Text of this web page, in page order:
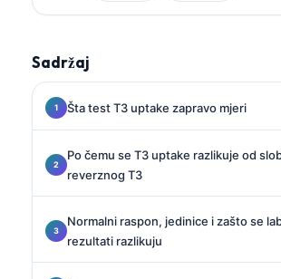
Sadržaj
Šta test T3 uptake zapravo mjeri
Po čemu se T3 uptake razlikuje od
reverznog T3
Normalni raspon, jedinice i zašto se
rezultati razlikuju